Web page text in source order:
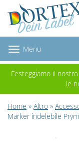
Menu
Festeggiamo il
le
Home » Altro »
Marker indelebile